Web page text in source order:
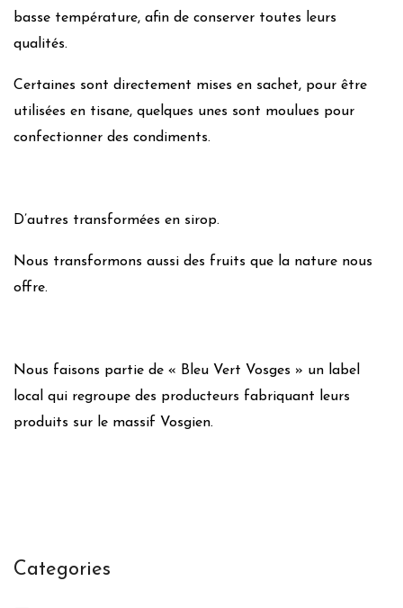
basse température, afin de conserver toutes leurs
qualités.
Certaines sont directement mises en sachet, pour être
utilisées en tisane, quelques unes sont moulues pour
confectionner des condiments.
D’autres transformées en sirop.
Nous transformons aussi des fruits que la nature nous
offre.
Nous faisons partie de « Bleu Vert Vosges » un label
local qui regroupe des producteurs fabriquant leurs
produits sur le massif Vosgien.
Categories